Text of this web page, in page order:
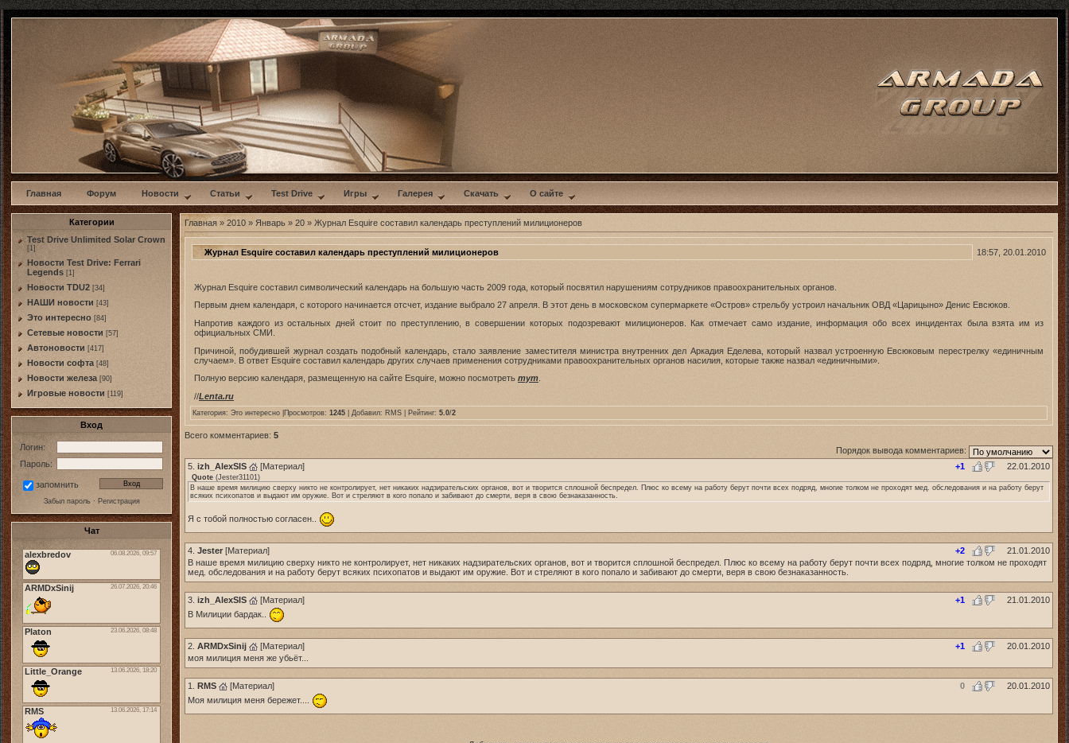
w
Главная Форум Новости Статьи Test Drive Игры Галерея Скачать О сайте
Категории
Test Drive Unlimited Solar Crown
[1]
Новости Test Drive: Ferrari
Legends [1]
Новости TDU2 [34]
НАШИ новости [43]
Это интересно [84]
Сетевые новости [57]
Автоновости [417]
Новости софта [48]
Новоcти железа [90]
Игровые новости [119]
Вход
Логин:
Пароль:
запомнить
Забыл пароль· Регистрация
Чат
Главная » 2010 » Январь » 20 » Журнал Esquire составил календарь преступлений милиционеров
Журнал Esquire составил календарь преступлений милиционеров 18:57, 20.01.2010
Журнал Esquire составил символический календарь на большую часть 2009 года, который посвятил нарушениям сотрудников правоохранительных органов.
Первым днем календаря, с которого начинается отсчет, издание выбрало 27 апреля. В этот день в московском супермаркете «Остров» стрельбу устроил начальник ОВД «Царицыно» Денис Евсюков.
Напротив каждого из остальных дней стоит по преступлению, в совершении которых подозревают милиционеров. Как отмечает само издание, информация обо всех инцидентах была взята им из
официальных СМИ.
Причиной, побудившей журнал создать подобный календарь, стало заявление заместителя министра внутренних дел Аркадия Еделева, который назвал устроенную Евсюковым перестрелку «единичным
случаем». В ответ Esquire составил календарь других случаев применения сотрудниками правоохранительных органов насилия, которые также назвал «единичными».
Полную версию календаря, размещенную на сайте Esquire, можно посмотреть тут
//Lenta.ru
Категория: Это интересно |Просмотров: 1245 | Добавил: RMS | Рейтинг: 5.0/2
Всего комментариев: 5
Порядок вывода комментариев:
+1
22.01.2010
5. izh_AlexSIS [Материал]
Quote (Jester31101)
В наше время милицию сверху никто не контролирует, нет никаких надзирательских органов, вот и творится сплошной беспредел. Плюс ко всему на работу берут почти всех подряд, многие толком не проходят мед. обследования и на работу берут
всяких психопатов и выдают им оружие. Вот и стреляют в кого попало и забивают до смерти, веря в свою безнаказанность.
Я с тобой полностью согласен..
+2 21.01.2010
4. Jester [Материал]
В наше время милицию сверху никто не контролирует, нет никаких надзирательских органов, вот и творится сплошной беспредел. Плюс ко всему на работу берут почти всех подряд, многие толком не проходят
мед. обследования и на работу берут всяких психопатов и выдают им оружие. Вот и стреляют в кого попало и забивают до смерти, веря в свою безнаказанность.
+1 21.01.2010
3. izh_AlexSIS [Материал]
В Милиции бардак..
+1 20.01.2010
2. ARMDxSinij [Материал]
моя милиция меня же убьёт...
0 20.01.2010
1. RMS [Материал]
Моя милиция меня бережет....